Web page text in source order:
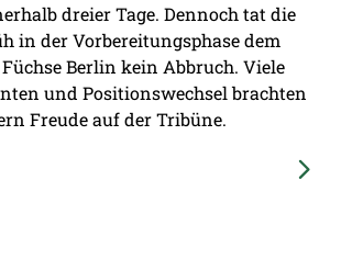
dreier Tage. Dennoch tat die
in der Vorbereitungsphase dem
Berlin kein Abbruch. Viele
und Positionswechsel brachten
Freude auf der Tribüne.